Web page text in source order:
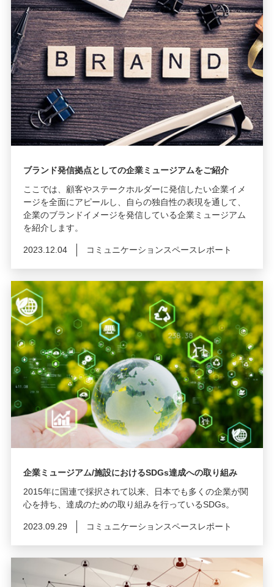
ブランド発信拠点としての企業ミュージアムをご紹介
ここでは、顧客やステークホルダーに発信したい企業イメ
ージを全面にアピールし、自らの独自性の表現を通して、
企業のブランドイメージを発信している企業ミュージアム
を紹介します。
2023.12.04 コミュニケーションスペースレポート
企業ミュージアム/施設におけるSDGs達成への取り組み
2015年に国連で採択されて以来、日本でも多くの企業が関
心を持ち、達成のための取り組みを行っているSDGs。
2023.09.29 コミュニケーションスペースレポート